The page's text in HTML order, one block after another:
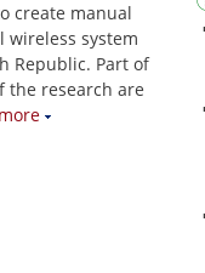
create manual
wireless system
Republic. Part of
the research are